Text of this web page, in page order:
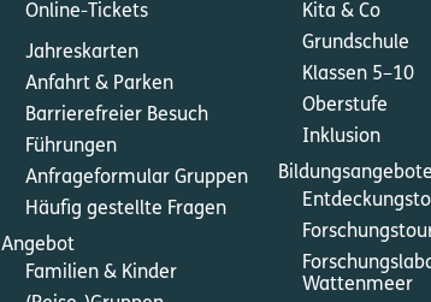
Online-Tickets
Jahreskarten
Anfahrt & Parken
Barrierefreier Besuch
Führungen
Anfrageformular Gruppen
Häufig gestellte Fragen
Angebot
Familien & Kinder
Kita & Co
Grundschule
Klassen 5–10
Oberstufe
Inklusion
Bildungsangebote
Wattenmeer